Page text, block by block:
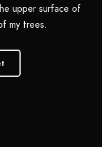
upper surface of
my trees.